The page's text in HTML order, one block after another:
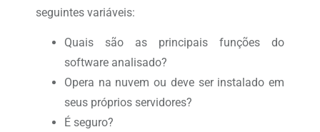
seguintes variáveis:
Quais são as principais funções do
software analisado?
Opera na nuvem ou deve ser instalado em
seus próprios servidores?
É seguro?